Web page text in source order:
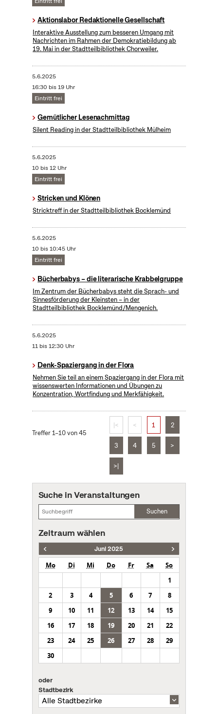
Aktionslabor Redaktionelle Gesellschaft
Interaktive Ausstellung zum besseren Umgang mit
Nachrichten im Rahmen der Demokratiebildung ab
19. Mai in der Stadtteilbibliothek Chorweiler.
5.6.2025
16:30 bis 19 Uhr
Eintritt frei
Gemütlicher Lesenachmittag
Silent Reading in der Stadtteilbibliothek Mülheim
5.6.2025
10 bis 12 Uhr
Eintritt frei
Stricken und Klönen
Stricktreff in der Stadtteilbibliothek Bocklemünd
5.6.2025
10 bis 10:45 Uhr
Eintritt frei
Bücherbabys – die literarische Krabbelgruppe
Im Zentrum der Bücherbabys steht die Sprach- und
Sinnesförderung der Kleinsten – in der
Stadtteilbibliothek Bocklemünd/Mengenich.
5.6.2025
11 bis 12:30 Uhr
Denk-Spaziergang in der Flora
Nehmen Sie teil an einem Spaziergang in der Flora mit
wissenswerten Informationen und Übungen zu
Konzentration, Wortfindung und Merkfähigkeit.
Treffer 1–10 von 45
|< < 1 2
3 4 5 >
>|
Suche in Veranstaltungen
Suchen
Zeitraum wählen
Juni 2025
Mo Di Mi Do Fr Sa
So
1
2
3 4 5 6 7
8
9
10 11 12 13 14
15
16
17 18 19 20 21
22
23
24 25 26 27 28
29
30
oder
Stadtbezirk